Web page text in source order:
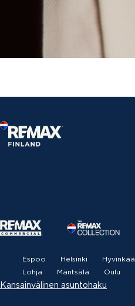
Espoo Helsinki Hyvinkää
Lohja
Mäntsälä Oulu
Kansainvälinen asuntohaku